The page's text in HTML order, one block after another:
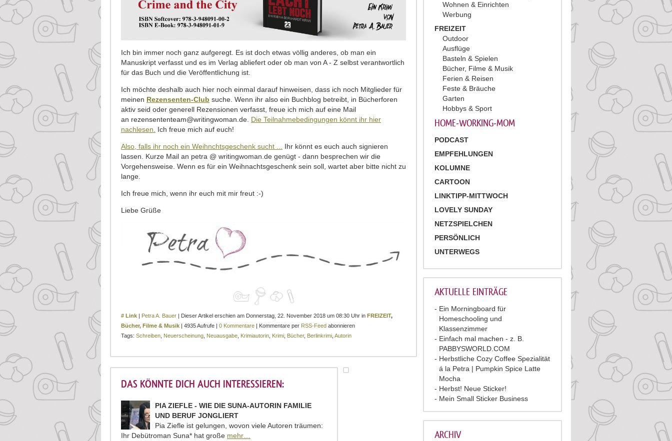
Wohnen & Einrichten
Werbung
FREIZEIT
Outdoor
Ausflüge
Basteln & Spielen
Bücher, Filme & Musik
Ferien & Reisen
Feste & Bräuche
Garten
Hobbys & Sport
HOME-WORKING-MOM
PODCAST
EMPFEHLUNGEN
KOLUMNE
CARTOON
LINKTIPP-MITTWOCH
LOVELY SUNDAY
NETZSPIELCHEN
PERSÖNLICH
UNTERWEGS
AKTUELLE EINTRÄGE
Ein Morningboard für
Homeschooling und
Klassenzimmer
Einfach mal machen - z. B.
PABBYSWORLD.COM
Herbstliche Cozy Coffee Spezialität
á la Petra | Pumpkin Spice Latte
Mocha
Herbst! Neue Sticker!
Mein Small Sticker Business
ARCHIV
Ich bin immer noch ganz aufgeregt. Es ist doch etwas völlig anderes, ob man ein
Manuskript verfasst und es im Verlag abliefert oder ob man von A - Z selbst verantwortlich
für das Buch und die Veröffentlichung ist.
Ich möchte deshalb auch hier noch einmal darauf hinweisen, dass ich noch Mitglieder für
meinen Rezensenten-Club suche. Wenn ihr also ein Buchblog betreibt, in Bücherforen
aktiv seid oder generell Rezensionen verfasst, freue ich mich auf eine Mail
an rezensententeam@writingwoman.de. Die Teilnahmebedingungen könnt ihr hier
nachlesen. Ich freue mich auf euch!
Also, falls ihr noch ein Weihnchtsgeschenk sucht ... Ihr könnt es euch auch signieren
lassen. Kurze Mail an petra @ writingwoman.de genügt - dann besprechen wir die
Vorgehensweise. Wenn es für ein Weihnachtsgeschenk sein soll, wartet aber bitte nicht zu
lange.
Ich freue mich, wenn ihr euch mit mir freut :-)
Liebe Grüße
# Link | Petra A. Bauer | Dieser Artikel erschien am Donnerstag, 22. November 2018 um 08:30 Uhr in FREIZEIT,
Bücher, Filme & Musik | 4935 Aufrufe | 0 Kommentare | Kommentare per RSS-Feed abonnieren
Tags: Schreiben Neuerscheinung Neuausgabe Krimiautorin Krimi Bücher, Berlinkrimi Autorin
DAS KÖNNTE DICH AUCH INTERESSIEREN:
PIA ZIEFLE - WIE DIE SUNA-AUTORIN FAMILIE
UND BERUF JONGLIERT
Pia Ziefle ist gelungen, wovon viele Autoren träumen:
Ihr Debütroman Suna* hat große mehr…